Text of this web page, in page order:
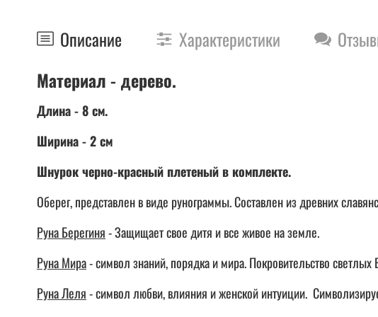
Описание Характеристики
Материал - дерево.
Длина - 8 см.
Ширина - 2 см
Шнурок черно-красный плетеный в комплекте.
Оберег, представлен в виде рунограммы. Составлен из древних
Руна Берегиня- Защищает свое дитя и все живое на земле.
Руна Мира- символ знаний, порядка и мира. Покровительство светлых
Руна Леля- символ любви, влияния и женской интуиции.